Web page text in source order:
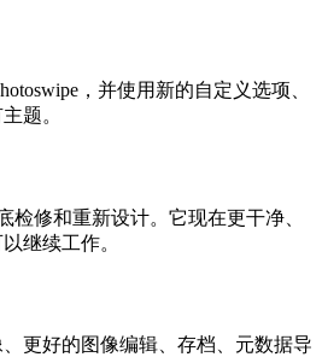
，并使用新的自定义选项、
题。
检修和重新设计。它现在更干净、
继续工作。
更好的图像编辑、存档、元数据导